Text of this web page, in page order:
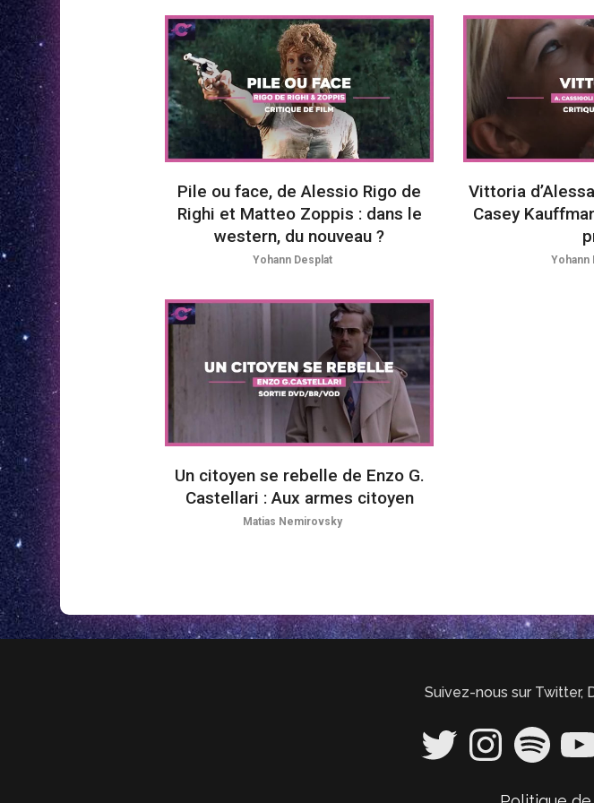
Pile ou face, de Alessio Rigo de
Righi et Matteo Zoppis : dans le
western, du nouveau ?
Yohann Desplat
Vittoria
Casey
Yohann
Un citoyen se rebelle de Enzo G.
Castellari : Aux armes citoyen
Matias Nemirovsky
Suivez-nous sur Twitter,
Twitter InstagramSpotify